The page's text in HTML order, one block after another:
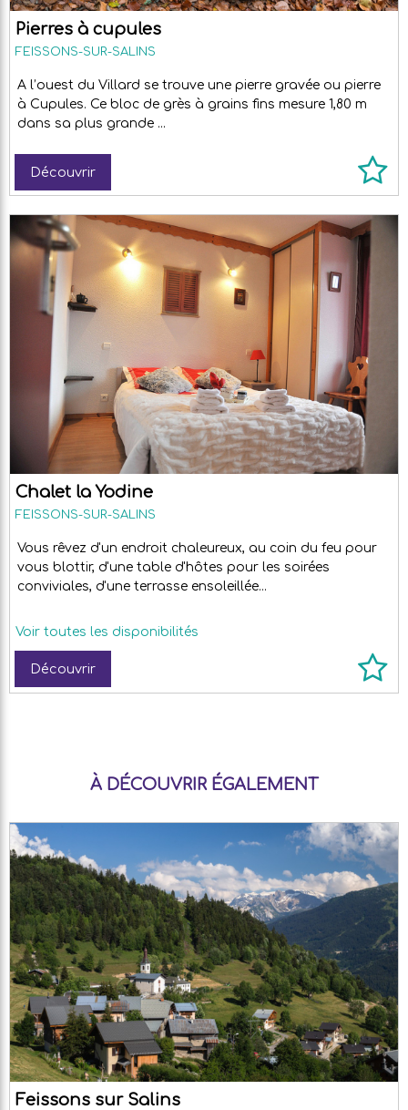
Pierres à cupules
FEISSONS-SUR-SALINS
A l’ouest du Villard se trouve une pierre gravée ou pierre
à Cupules. Ce bloc de grès à grains fins mesure 1,80 m
dans sa plus grande ...
Découvrir
Chalet la Yodine
FEISSONS-SUR-SALINS
Vous rêvez d'un endroit chaleureux, au coin du feu pour
vous blottir, d'une table d'hôtes pour les soirées
conviviales, d'une terrasse ensoleillée...
Découvrir
Voir toutes les disponibilités
À DÉCOUVRIR ÉGALEMENT
Feissons sur Salins